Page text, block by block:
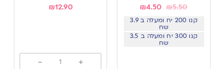
₪5.50
₪4.50
קנו 200 יח ומעלה ב 3.9
שח
קנו 300 יח ומעלה ב 3.5
שח
₪12.90
+
-